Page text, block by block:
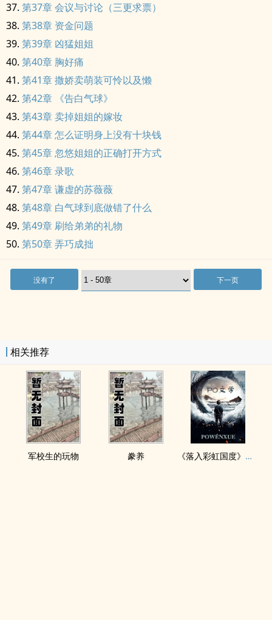
第37章 会议与讨论（三更求票）
第38章 资金问题
第39章 凶猛姐姐
第40章 胸好痛
第41章 撒娇卖萌装可怜以及懒
第42章 《告白气球》
第43章 卖掉姐姐的嫁妆
第44章 怎么证明身上没有十块钱
第45章 忽悠姐姐的正确打开方式
第46章 录歌
第47章 谦虚的苏薇薇
第48章 白气球到底做错了什么
第49章 刷给弟弟的礼物
第50章 弄巧成拙
没有了 下一页
相关推荐
军校生的玩物 豢养 《落入彩虹国度》穿越+西幻+言情